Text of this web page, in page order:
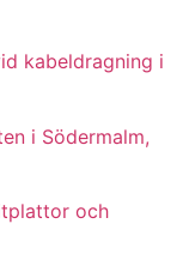
kabeldragning i
i Södermalm,
och